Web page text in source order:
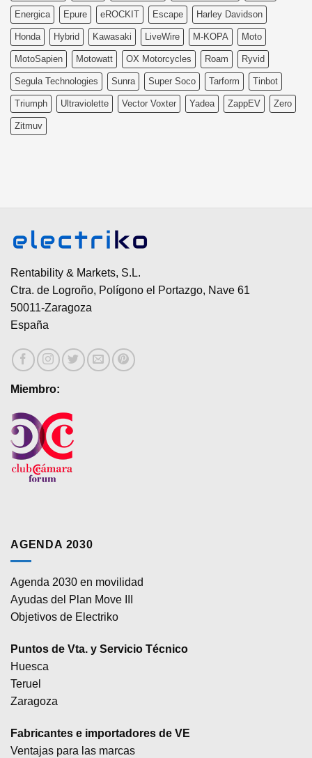
Energica Epure eROCKIT Escape Harley Davidson
Honda Hybrid Kawasaki LiveWire M-KOPA Moto
MotoSapien Motowatt OX Motorcycles Roam Ryvid
Segula Technologies Sunra Super Soco Tarform Tinbot
Triumph Ultraviolette Vector Voxter Yadea ZappEV Zero
Zitmuv
Rentability & Markets, S.L.
Ctra. de Logroño, Polígono el Portazgo, Nave 61
50011-Zaragoza
España
Miembro:
AGENDA 2030
Agenda 2030 en movilidad
Ayudas del Plan Move III
Objetivos de Electriko
Puntos de Vta. y Servicio Técnico
Huesca
Teruel
Zaragoza
Fabricantes e importadores de VE
Ventajas para las marcas